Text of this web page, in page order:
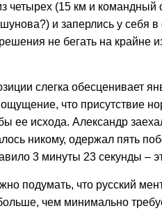
четырех (15 км и командный
и заперлись у себя
не бегать на крайне
слегка обесценивает
что присутствие
ее исхода. Александр
никому, одержал пять
3 минуты 23 секунды –
подумать, что русский
чем минимально